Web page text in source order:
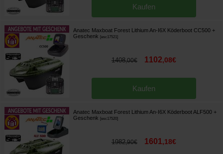
Kaufen
Anatec Maxboat Forest Lithium An-I6X Köderboot CC500 +
Geschenk
[esc17521]
1408,00€ 1102,08€
Kaufen
Anatec Maxboat Forest Lithium An-I6X Köderboot ALF500 +
Geschenk
[esc17520]
1982,90€ 1601,18€